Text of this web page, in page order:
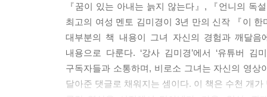
그런데 돈이 없어도 가능한 재테크가 있어요.
바로 나의 가치를 높여나가는 거예요.
그러니 돈 많은 사람을 부러워하고 속상해할 필요
지금부터라도 나라는 자산을 키우기 위해
열심히 공부에 투자하는 것,
가장 확실한 재테크 방법입니다.
『꿈이 있는 아내는 늙지 않는다』, 『언니의
최고의 여성 멘토 김미경이 3년 만의 신작 『이 한
대부분의 책 내용이 그녀 자신의 경험과 깨달
내용으로 다룬다. ‘강사 김미경’에서 ‘유튜버
구독자들과 소통하며, 비로소 그녀는 자신의 영
달아준 댓글로 채워지는 셈이다. 이 책은 수천 개